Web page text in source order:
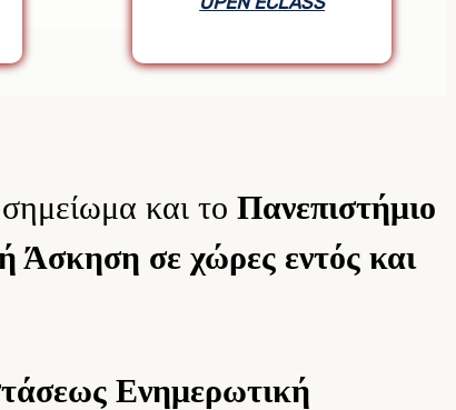
και το Πανεπιστήμιο
Άσκηση σε χώρες εντός και
Ενημερωτική